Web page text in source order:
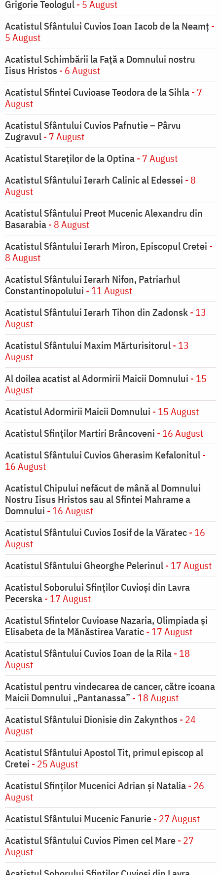
Grigorie Teologul- 5 August
Acatistul Sfântului Cuvios Ioan Iacob de la Neamț -
5 August
Acatistul Schimbării la Faţă a Domnului nostru
Iisus Hristos - 6 August
Acatistul Sfintei Cuvioase Teodora de la Sihla- 7
August
Acatistul Sfântului Cuvios Pafnutie – Pârvu
Zugravul- 7 August
Acatistul Stareţilor de la Optina- 7 August
Acatistul Sfântului Ierarh Calinic al Edessei - 8
August
Acatistul Sfântului Preot Mucenic Alexandru din
Basarabia- 8 August
Acatistul Sfântului Ierarh Miron, Episcopul Cretei -
8 August
Acatistul Sfântului Ierarh Nifon, Patriarhul
Constantinopolului - 11 August
Acatistul Sfântului Ierarh Tihon din Zadonsk- 13
August
Acatistul Sfântului Maxim Mărturisitorul- 13
August
Al doilea acatist al Adormirii Maicii Domnului - 15
August
Acatistul Adormirii Maicii Domnului - 15 August
Acatistul Sfinților Martiri Brâncoveni - 16 August
Acatistul Sfântului Cuvios Gherasim Kefalonitul-
16 August
Acatistul Chipului nefăcut de mână al Domnului
Nostru Iisus Hristos sau al Sfintei Mahrame a
Domnului - 16 August
Acatistul Sfântului Cuvios Iosif de la Văratec- 16
August
Acatistul Sfântului Gheorghe Pelerinul- 17 August
Acatistul Soborului Sfinților Cuvioși din Lavra
Pecerska- 17 August
Acatistul Sfintelor Cuvioase Nazaria, Olimpiada și
Elisabeta de la Mănăstirea Varatic- 17 August
Acatistul Sfântului Cuvios Ioan de la Rila- 18
August
Acatistul pentru vindecarea de cancer, către icoana
Maicii Domnului „Pantanassa” - 18 August
Acatistul Sfântului Dionisie din Zakynthos - 24
August
Acatistul Sfântului Apostol Tit, primul episcop al
Cretei - 25 August
Acatistul Sfinților Mucenici Adrian și Natalia- 26
August
Acatistul Sfântului Mucenic Fanurie- 27 August
Acatistul Sfântului Cuvios Pimen cel Mare- 27
August